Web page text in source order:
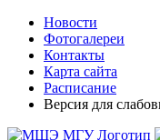
Skip
content
TelegramНовости
Фотогалереи
Контакты
Карта сайта
Расписание
Версия для